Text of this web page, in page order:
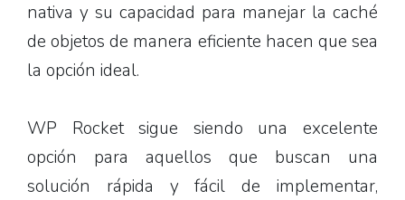
nativa y su capacidad para manejar la caché
de objetos de manera eficiente hacen que sea
la opción ideal.
WP Rocket sigue siendo una excelente
opción para aquellos que buscan una
solución rápida y fácil de implementar,